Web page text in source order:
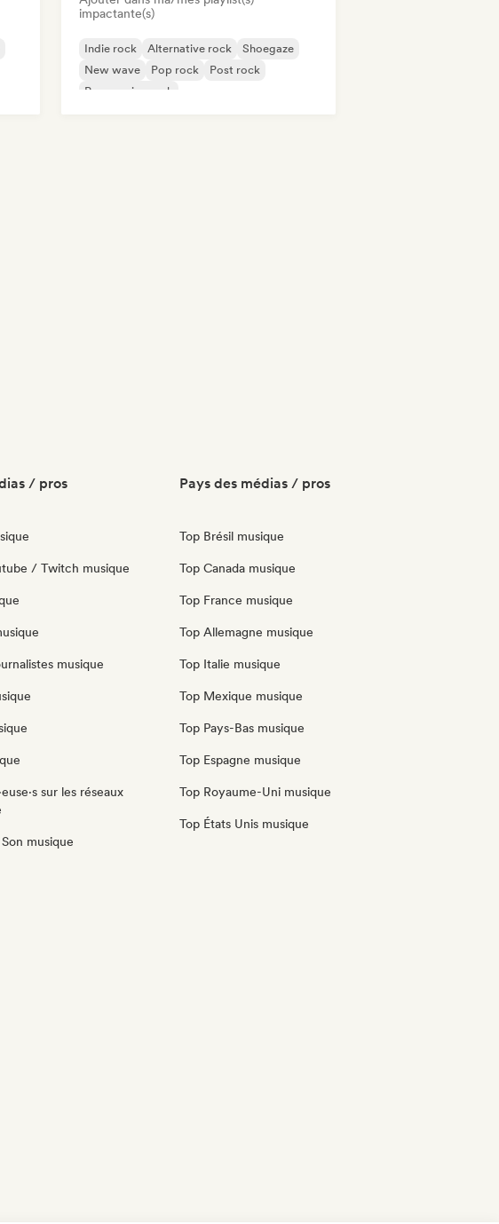
impactante(s)
Indie rock Alternative rock
Shoegaze
New wave
Pop rock
Post rock
Progressive rock
/ pros
/ Twitch musique
musique
sur les réseaux
musique
Pays des médias / pros
Top Brésil musique
Top Canada musique
Top France musique
Top Allemagne musique
Top Italie musique
Top Mexique musique
Top Pays-Bas musique
Top Espagne musique
Top Royaume-Uni musique
Top États Unis musique